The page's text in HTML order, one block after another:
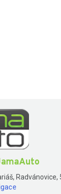
Radvánovice,